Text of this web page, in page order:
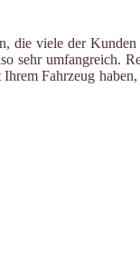
die viele der
umfangreich.
Fahrzeug